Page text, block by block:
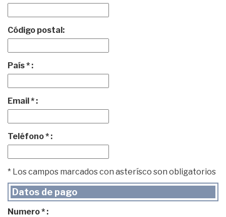
Código postal:
País * :
Email * :
Teléfono * :
* Los campos marcados con asterísco son obligatorios
Datos de pago
Numero * :